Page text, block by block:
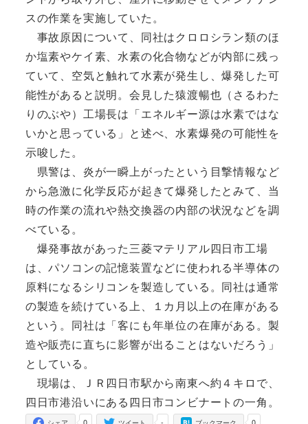
スの作業を実施していた。
事故原因について、同社はクロロシラン類のほ
か塩素やケイ素、水素の化合物などが内部に残っ
ていて、空気と触れて水素が発生し、爆発した可
能性があると説明。会見した猿渡暢也（さるわた
りのぶや）工場長は「エネルギー源は水素ではな
いかと思っている」と述べ、水素爆発の可能性を
示唆した。
県警は、炎が一瞬上がったという目撃情報など
から急激に化学反応が起きて爆発したとみて、当
時の作業の流れや熱交換器の内部の状況などを調
べている。
爆発事故があった三菱マテリアル四日市工場
は、パソコンの記憶装置などに使われる半導体の
原料になるシリコンを製造している。同社は通常
の製造を続けている上、１カ月以上の在庫がある
という。同社は「客にも年単位の在庫がある。製
造や販売に直ちに影響が出ることはないだろう」
としている。
現場は、ＪＲ四日市駅から南東へ約４キロで、
四日市港沿いにある四日市コンビナートの一角。